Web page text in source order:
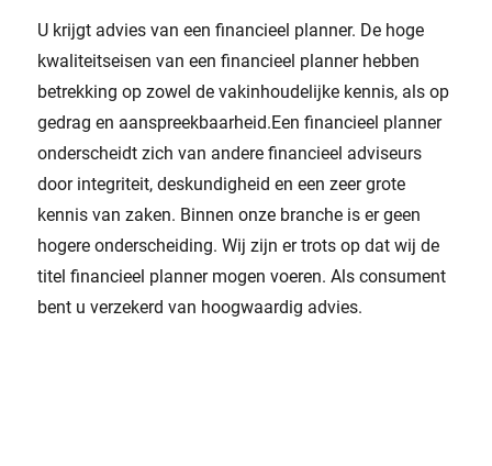
U krijgt advies van een financieel planner. De hoge
kwaliteitseisen van een financieel planner hebben
betrekking op zowel de vakinhoudelijke kennis, als op
gedrag en aanspreekbaarheid.Een financieel planner
onderscheidt zich van andere financieel adviseurs
door integriteit, deskundigheid en een zeer grote
kennis van zaken. Binnen onze branche is er geen
hogere onderscheiding. Wij zijn er trots op dat wij de
titel financieel planner mogen voeren. Als consument
bent u verzekerd van hoogwaardig advies.